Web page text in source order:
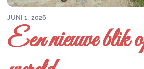
JUNI 1, 2026
Een nieuwe blik